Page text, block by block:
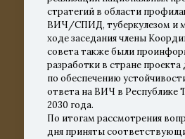
стратегий в области
ВИЧ/СПИД, туберкулезом и
ходе заседания члены
совета также были
разработки в стране
по обеспечению
ответа на ВИЧ в Республике
2030 года.
По итогам рассмотрения
дня приняты